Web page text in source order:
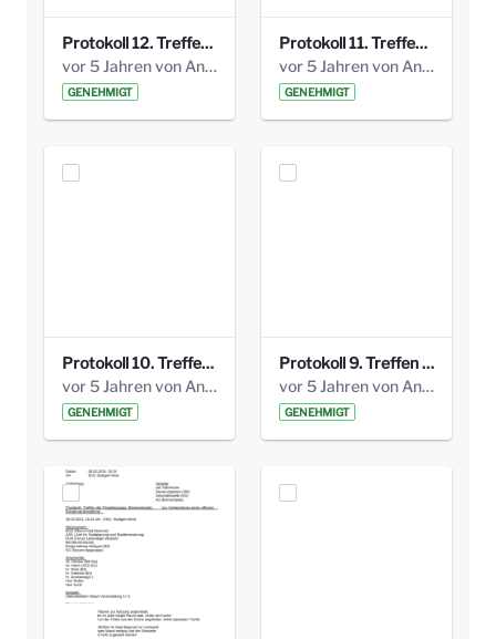
Protokoll 12. Treffen 20150921 AG Bismarckplatz.pdf
vor 5 Jahren von Anni Schlumberger
GENEHMIGT
Protokoll 11. Treffen 20150901 AG Bismarckplatz.pdf
vor 5 Jahren von Anni Schlumberger
GENEHMIGT
Protokoll 10. Treffen 20150720 AG Bismarckplatz.pdf
vor 5 Jahren von Anni Schlumberger
GENEHMIGT
Protokoll 9. Treffen 20150528 AG Bismarckplatz.pdf
vor 5 Jahren von Anni Schlumberger
GENEHMIGT